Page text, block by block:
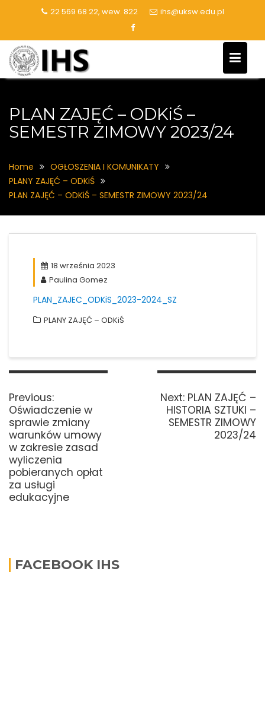
22 569 68 22, wew. 822 ihs@uksw.edu.pl
PLAN ZAJĘĆ – ODKiŚ –
SEMESTR ZIMOWY 2023/24
Home
OGŁOSZENIA I KOMUNIKATY
PLANY ZAJĘĆ – ODKiŚ
PLAN ZAJĘĆ – ODKiŚ – SEMESTR ZIMOWY 2023/24
18 września 2023
Paulina Gomez
PLAN_ZAJEC_ODKiS_2023-2024_SZ
PLANY ZAJĘĆ – ODKiŚ
Nawigacja
Previous:Previous
post:
Oświadczenie w
sprawie zmiany
warunków umowy
w zakresie zasad
wyliczenia
pobieranych opłat
za usługi
edukacyjne
Next: Next
post:
PLAN ZAJĘĆ –
HISTORIA SZTUKI –
SEMESTR ZIMOWY
2023/24
FACEBOOK IHS